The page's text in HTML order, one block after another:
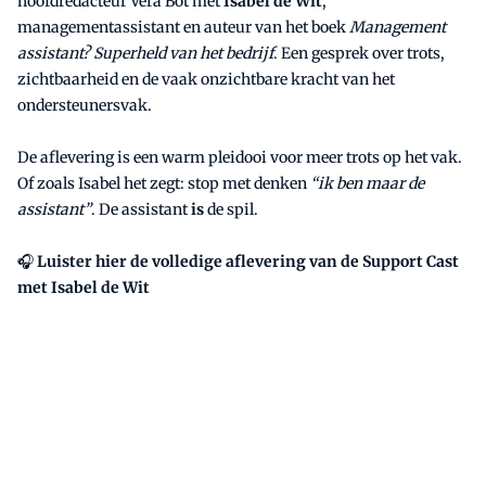
managementassistant en auteur van het boekManagement
assistant? Superheld van het bedrijf. Een gesprek over trots,
zichtbaarheid en de vaak onzichtbare kracht van het
ondersteunersvak.
De aflevering is een warm pleidooi voor meer trots op het vak.
Of zoals Isabel het zegt: stop met denken “ik ben maar de
assistant”. De assistantisde spil.
🎧Luister hier de volledige aflevering van de Support Cast
met Isabel de Wit